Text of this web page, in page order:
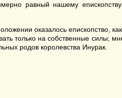
равный нашему
оказалось епископство,
только на собственные силы;
родов королевства Инурак.